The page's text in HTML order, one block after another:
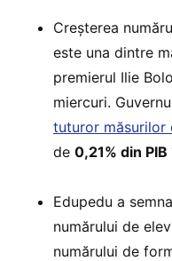
Creșterea
este una dintre
premierul Ilie
miercuri.
tuturor măsurilor
de 0,21% din PIB
Edupedu a
numărului de
numărului de